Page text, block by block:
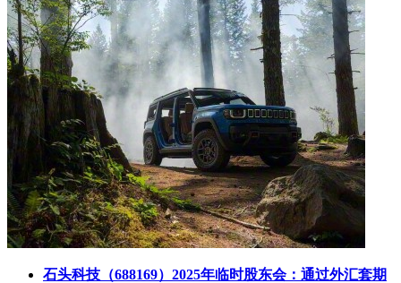
值得注意的是，特斯拉此次披露的技术细节仍保持谨慎态度。
除芯片迭代周期和量产目标外，具体性能参数、制程工艺等关
键信息尚未公开。这种战略模糊性既保持了技术神秘感，也为
后续产品发布预留了市场期待空间。
石头科技（688169）2025年临时股东会：通过外汇套期